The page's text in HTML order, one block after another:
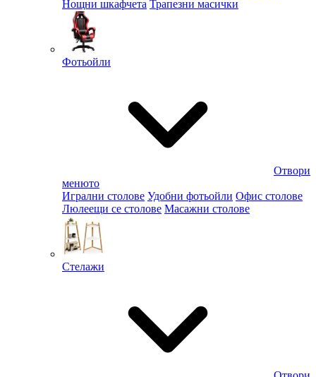
Нощни шкафчета Трапезни масички
Фотьойли
Отвори
менюто
Игрални столове Удобни фотьойли Офис столове
Люлеещи се столове Масажни столове
Стелажи